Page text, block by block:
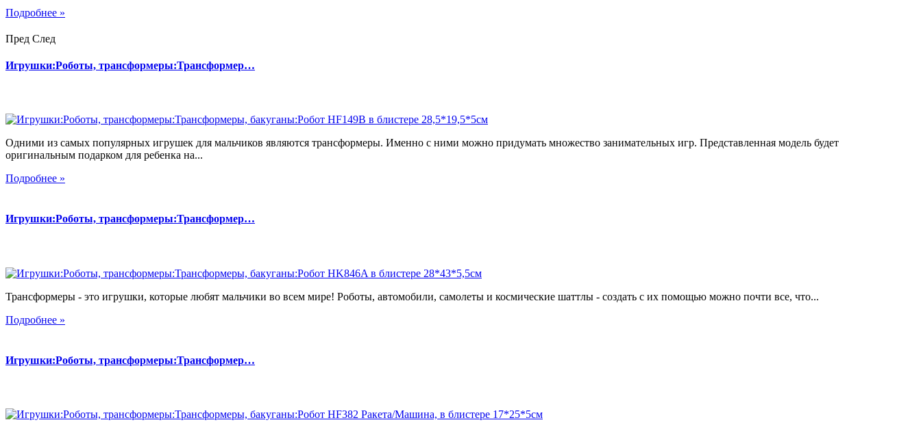
Подробнее »
Пред След
Игрушки:Роботы, трансформеры:Трансформер…
Одними из самых популярных игрушек для мальчиков являются трансформеры. Именно с ними можно придумать множество занимательных игр. Представленная модель будет
оригинальным подарком для ребенка на...
Подробнее »
Игрушки:Роботы, трансформеры:Трансформер…
Трансформеры - это игрушки, которые любят мальчики во всем мире! Роботы, автомобили, самолеты и космические шаттлы - создать с их помощью можно почти все, что...
Подробнее »
Игрушки:Роботы, трансформеры:Трансформер…